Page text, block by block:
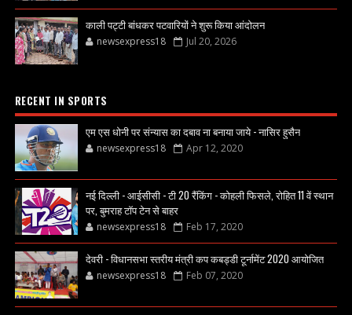
काली पट्टी बांधकर पटवारियों ने शुरू किया आंदोलन
newsexpress18 Jul 20, 2026
RECENT IN SPORTS
एम एस धोनी पर संन्यास का दबाव ना बनाया जाये - नासिर हुसैन
newsexpress18 Apr 12, 2020
नई दिल्ली - आईसीसी - टी 20 रैंकिंग - कोहली फिसले, रोहित 11 वें स्थान
पर, बुमराह टॉप टेन से बाहर
newsexpress18 Feb 17, 2020
देवरी - विधानसभा स्तरीय मंत्री कप कबड्डी टूर्नामेंट 2020 आयोजित
newsexpress18 Feb 07, 2020